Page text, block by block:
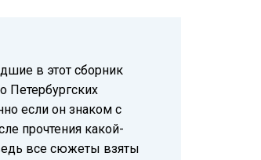
в этот сборник
Петербургских
если он знаком с
прочтения какой-
все сюжеты взяты